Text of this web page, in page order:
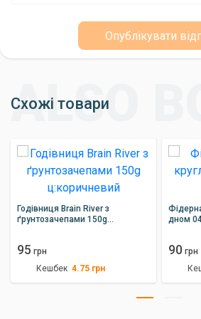
Опублікувати
Схожі товари
Годівниця Brain River з
ґрунтозачепами 150g
95 грн
Кешбек4.75 грн
дном
90 грн